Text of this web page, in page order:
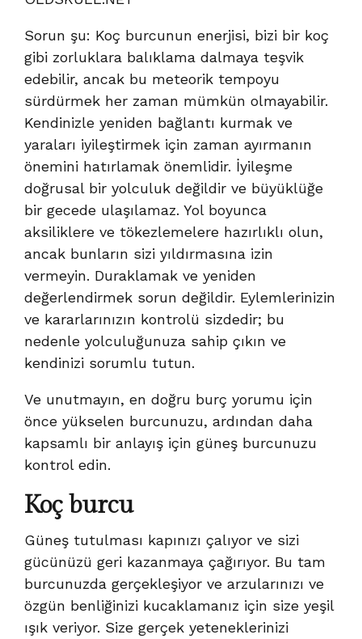
Sorun şu: Koç burcunun enerjisi, bizi bir koç
gibi zorluklara balıklama dalmaya teşvik
edebilir, ancak bu meteorik tempoyu
sürdürmek her zaman mümkün olmayabilir.
Kendinizle yeniden bağlantı kurmak ve
yaraları iyileştirmek için zaman ayırmanın
önemini hatırlamak önemlidir. İyileşme
doğrusal bir yolculuk değildir ve büyüklüğe
bir gecede ulaşılamaz. Yol boyunca
aksiliklere ve tökezlemelere hazırlıklı olun,
ancak bunların sizi yıldırmasına izin
vermeyin. Duraklamak ve yeniden
değerlendirmek sorun değildir. Eylemlerinizin
ve kararlarınızın kontrolü sizdedir; bu
nedenle yolculuğunuza sahip çıkın ve
kendinizi sorumlu tutun.
Ve unutmayın, en doğru burç yorumu için
önce yükselen burcunuzu, ardından daha
kapsamlı bir anlayış için güneş burcunuzu
kontrol edin.
Koç burcu
Güneş tutulması kapınızı çalıyor ve sizi
gücünüzü geri kazanmaya çağırıyor. Bu tam
burcunuzda gerçekleşiyor ve arzularınızı ve
özgün benliğinizi kucaklamanız için size yeşil
ışık veriyor. Size gerçek yeteneklerinizi